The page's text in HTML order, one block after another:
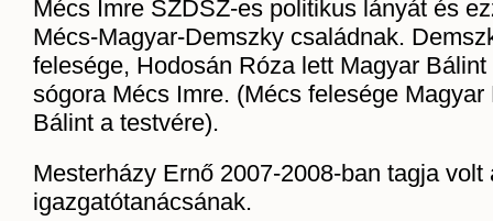
Mécs Imre SZDSZ-es politikus lányát és
Mécs-Magyar-Demszky családnak.
felesége, Hodosán Róza lett Magyar
sógora Mécs Imre. (Mécs felesége
Bálint a testvére).
Mesterházy Ernő 2007-2008-ban tagja volt
igazgatótanácsának.